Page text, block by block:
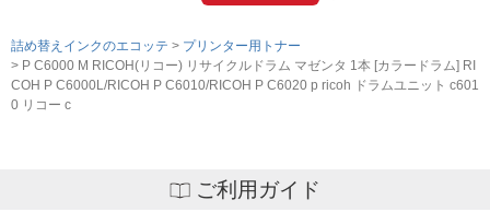
詰め替えインクのエコッテ
プリンター用トナー
P C6000 M RICOH(リコー) リサイクルドラム マゼンタ 1本 [カラードラム] RI
COH P C6000L/RICOH P C6010/RICOH P C6020 p ricoh ドラムユニット c601
0 リコー c
ご利用ガイド